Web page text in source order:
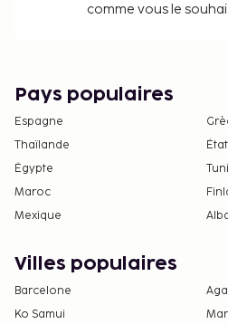
avec moquette, balcon,
(Economy):Amnages avec
minibar (ventuellement
satellite ainsi que
individuellement. Salle de
individuelle Batiment jardin
Double Standard Chambre
latrale):Amnages avec
(ventuellement payant) et
comme vous le
Pays populaires
Espagne
Thaïlande
Égypte
Maroc
Mexique
Villes populaires
Barcelone
Ko Samui